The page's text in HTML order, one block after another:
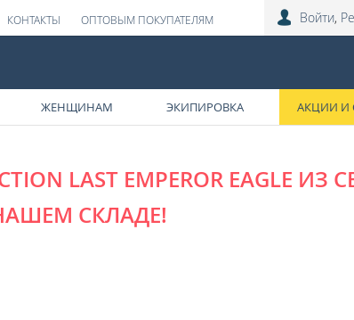
КОНТАКТЫ ОПТОВЫМ ПОКУПАТЕЛЯМ Войти,
ЖЕНЩИНАМ ЭКИПИРОВКА АКЦИИ И
LAST EMPEROR EAGLE
СКЛАДЕ!